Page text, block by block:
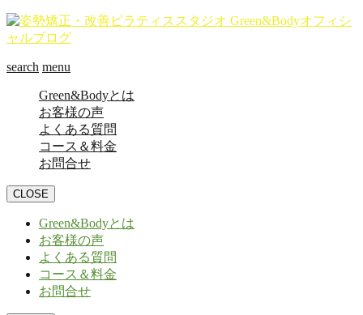
search menu
Green&Bodyとは
お客様の声
よくある質問
コース＆料金
お問合せ
CLOSE
Green&Bodyとは
お客様の声
よくある質問
コース＆料金
お問合せ